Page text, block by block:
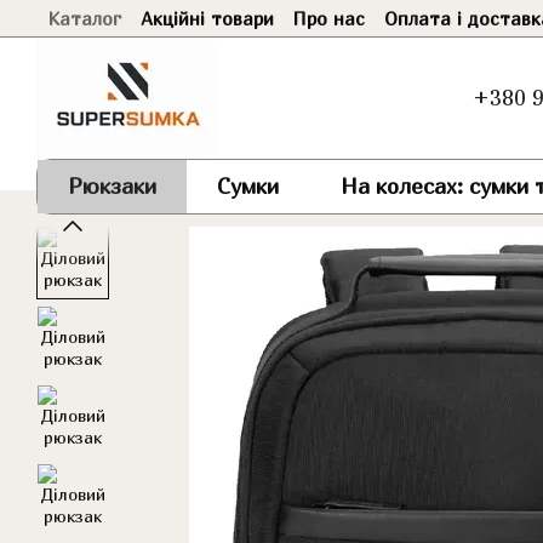
Перейти до основного контенту
Каталог Акційні товари Про нас Оплата і
+380
Рюкзаки Сумки На колесах: сумки